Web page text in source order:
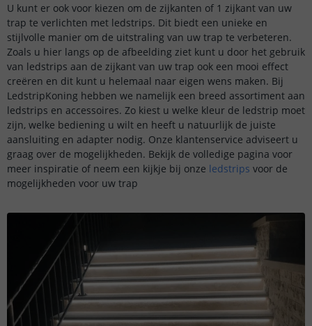
U kunt er ook voor kiezen om de zijkanten of 1 zijkant van uw
trap te verlichten met ledstrips. Dit biedt een unieke en
stijlvolle manier om de uitstraling van uw trap te verbeteren.
Zoals u hier langs op de afbeelding ziet kunt u door het gebruik
van ledstrips aan de zijkant van uw trap ook een mooi effect
creëren en dit kunt u helemaal naar eigen wens maken. Bij
LedstripKoning hebben we namelijk een breed assortiment aan
ledstrips en accessoires. Zo kiest u welke kleur de ledstrip moet
zijn, welke bediening u wilt en heeft u natuurlijk de juiste
aansluiting en adapter nodig. Onze klantenservice adviseert u
graag over de mogelijkheden. Bekijk de volledige pagina voor
meer inspiratie of neem een kijkje bij onze ledstrips voor de
mogelijkheden voor uw trap